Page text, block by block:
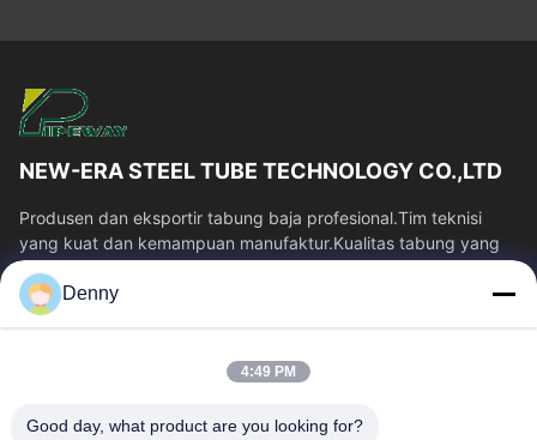
NEW-ERA STEEL TUBE TECHNOLOGY CO.,LTD
Produsen dan eksportir tabung baja profesional.Tim teknisi
yang kuat dan kemampuan manufaktur.Kualitas tabung yang
stabil dan harga yang kompetitif.
Tautan Cepat
Tentang Kami
Tur Pabrik
Kontrol Kualitas
Denny
4:49 PM
Good day, what product are you looking for?